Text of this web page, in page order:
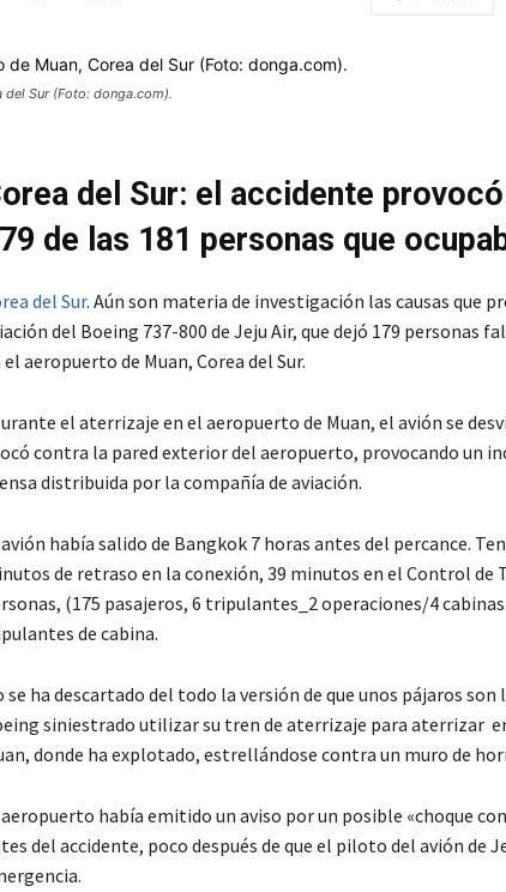
del Sur (Foto: donga.com).
del Sur: el accidente
de las 181 personas que
del Sur. Aún son materia de investigación las causas que
del Boeing 737-800 de Jeju Air, que dejó 179 personas
el aeropuerto de Muan, Corea del Sur.
el aterrizaje en el aeropuerto de Muan, el avión se
contra la pared exterior del aeropuerto, provocando un
distribuida por la compañía de aviación.
había salido de Bangkok 7 horas antes del percance.
de retraso en la conexión, 39 minutos en el Control de
(175 pasajeros, 6 tripulantes_2 operaciones/4
de cabina.
se ha descartado del todo la versión de que unos pájaros son
siniestrado utilizar su tren de aterrizaje para aterrizar
donde ha explotado, estrellándose contra un muro de
había emitido un aviso por un posible «choque
del accidente, poco después de que el piloto del avión de